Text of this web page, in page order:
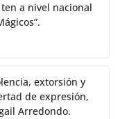
a nivel nacional
extorsión y
de expresión,
Arredondo.